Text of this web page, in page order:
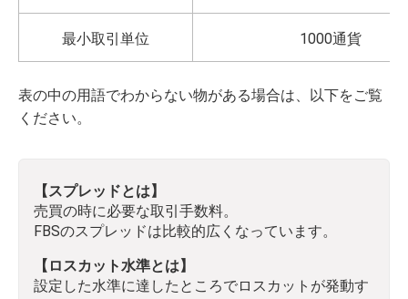
最小取引単位 1000通貨
表の中の用語でわからない物がある場合は、以下をご覧
ください。
【スプレッドとは】
売買の時に必要な取引手数料。
FBSのスプレッドは比較的広くなっています。
【ロスカット水準とは】
設定した水準に達したところでロスカットが発動す